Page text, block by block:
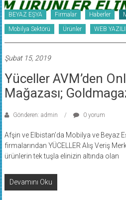
BEYAZ EŞYA Firmalar Haberler
Mobilya Sektörü Ürünler WEB
Şubat 15, 2019
Yüceller AVM’den
Mağazası;
Gönderen: admin 0 yorum
Afşin ve Elbistan’da Mobilya ve Beyaz
firmalarından YÜCELLER Alış Veriş
ürünlerin tek tuşla elinizin altında olan
Devamını Oku